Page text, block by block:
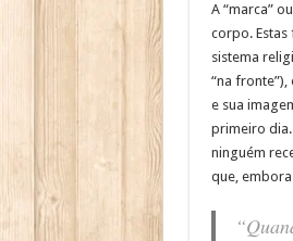
A “marca”
corpo. Estas
sistema
“na fronte”),
e sua
primeiro dia.
ninguém
que,